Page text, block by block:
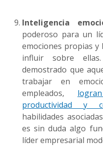
Inteligencia
poderoso para un
emociones propias y
influir sobre
demostrado que
trabajar en
empleados,
productividad y
habilidades
es sin duda algo
líder empresarial